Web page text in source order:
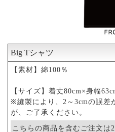
Big Tシャツ
【素材】綿100％
【サイズ】着丈80cm×身幅
※縫製により、2～3cmの誤差
が、ご了承ください。
こちらの商品を含むご注文は